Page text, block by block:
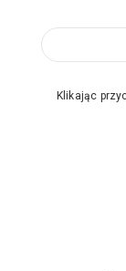
Klikając